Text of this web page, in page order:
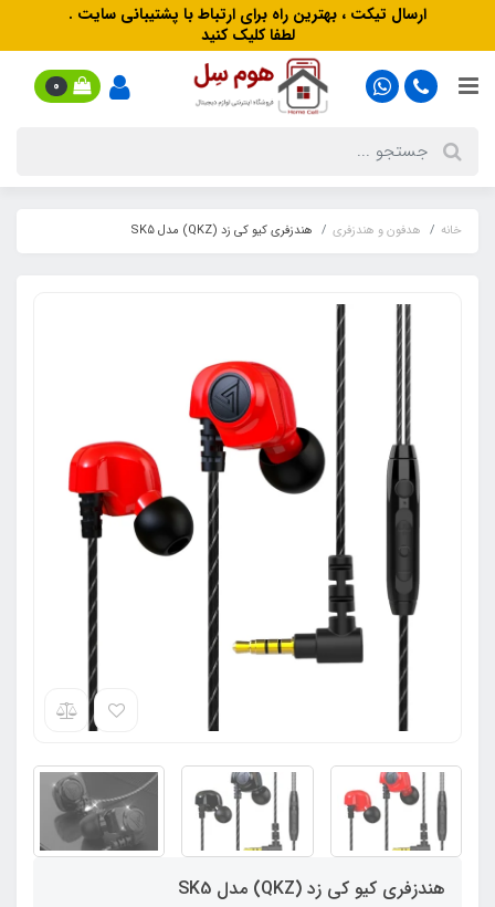
ارسال تیکت ، بهترین راه برای ارتباط با پشتیبانی سایت .
لطفا کلیک کنید
0
خانه هدفون‌ و‌ هندزفری هندزفری کیو کی زد (QKZ) مدل SK5
هندزفری کیو کی زد (QKZ) مدل SK5